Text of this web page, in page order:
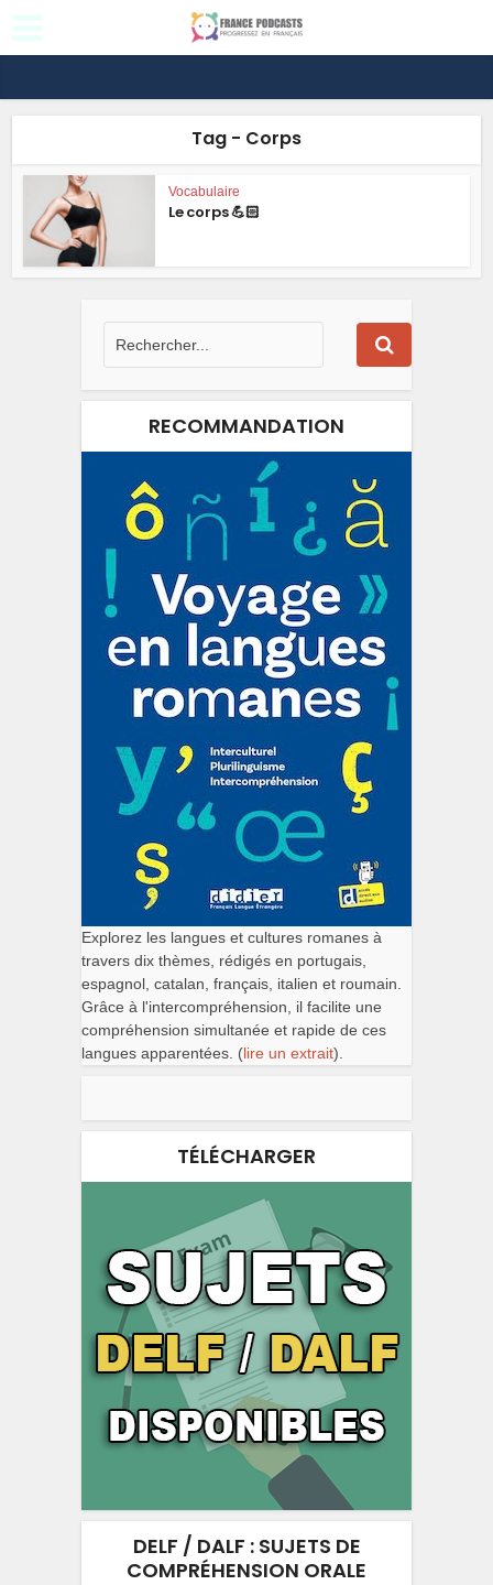
Tag - Corps
Vocabulaire
Le corps 💪🏻
RECOMMANDATION
Explorez les langues et cultures romanes à
travers dix thèmes, rédigés en portugais,
espagnol, catalan, français, italien et roumain.
Grâce à l'intercompréhension, il facilite une
compréhension simultanée et rapide de ces
langues apparentées. (lire un extrait).
TÉLÉCHARGER
DELF / DALF : SUJETS DE
COMPRÉHENSION ORALE